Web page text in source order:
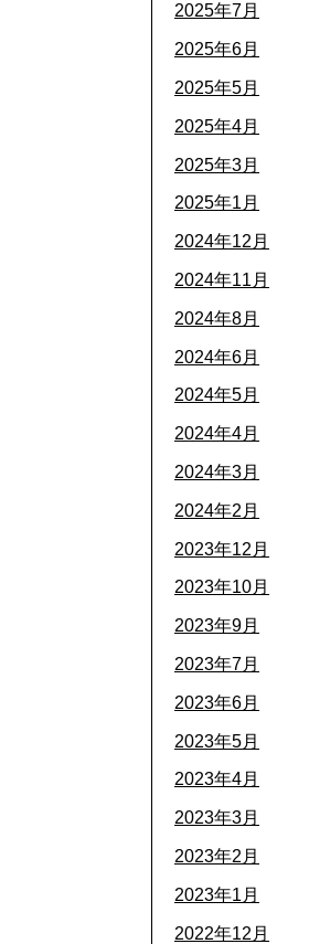
2025年7月
2025年6月
2025年5月
2025年4月
2025年3月
2025年1月
2024年12月
2024年11月
2024年8月
2024年6月
2024年5月
2024年4月
2024年3月
2024年2月
2023年12月
2023年10月
2023年9月
2023年7月
2023年6月
2023年5月
2023年4月
2023年3月
2023年2月
2023年1月
2022年12月